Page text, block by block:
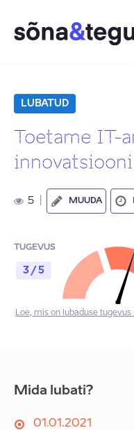
LUBATUD
Toetame IT-
innovatsiooni
5 MUUDA
TUGEVUS
3 / 5
Loe, mis on lubaduse tugevus
Mida lubati?
01.01.2021